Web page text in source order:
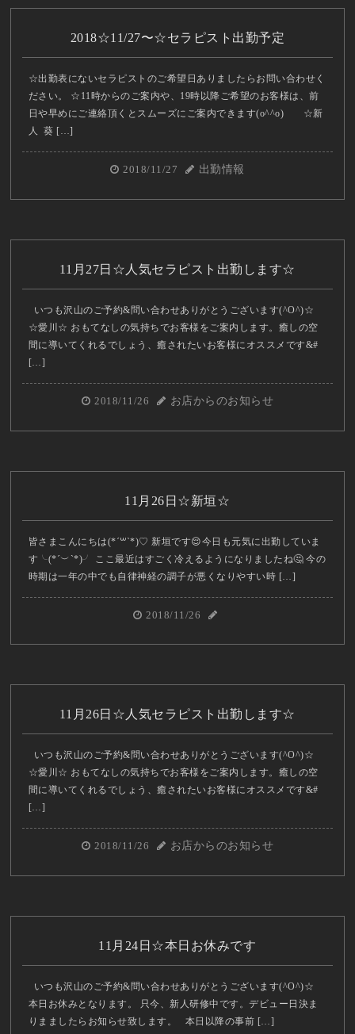
2018☆11/27〜☆セラピスト出勤予定
☆出勤表にないセラピストのご希望日ありましたらお問い合わせく
ださい。 ☆11時からのご案内や、19時以降ご希望のお客様は、前
日や早めにご連絡頂くとスムーズにご案内できます(o^^o) ☆新
人 葵 […]
2018/11/27 出勤情報
11月27日☆人気セラピスト出勤します☆
いつも沢山のご予約&問い合わせありがとうございます(^O^)☆
☆愛川☆ おもてなしの気持ちでお客様をご案内します。癒しの空
間に導いてくれるでしょう、癒されたいお客様にオススメです&#
[…]
2018/11/26 お店からのお知らせ
11月26日☆新垣☆
皆さまこんにちは(*´꒳`*)♡ 新垣です😌今日も元気に出勤していま
す╰(*´︶`*)╯ ここ最近はすごく冷えるようになりましたね🤔 今の
時期は一年の中でも自律神経の調子が悪くなりやすい時 […]
2018/11/26
11月26日☆人気セラピスト出勤します☆
いつも沢山のご予約&問い合わせありがとうございます(^O^)☆
☆愛川☆ おもてなしの気持ちでお客様をご案内します。癒しの空
間に導いてくれるでしょう、癒されたいお客様にオススメです&#
[…]
2018/11/26 お店からのお知らせ
11月24日☆本日お休みです
いつも沢山のご予約&問い合わせありがとうございます(^O^)☆
本日お休みとなります。 只今、新人研修中です。デビュー日決ま
りまましたらお知らせ致します。 本日以降の事前 […]